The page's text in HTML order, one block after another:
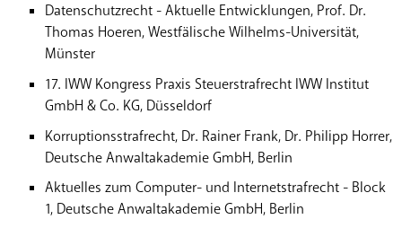
Datenschutzrecht - Aktuelle Entwicklungen, Prof. Dr.
Thomas Hoeren, Westfälische Wilhelms-Universität,
Münster
17. IWW Kongress Praxis Steuerstrafrecht IWW Institut
GmbH & Co. KG, Düsseldorf
Korruptionsstrafrecht, Dr. Rainer Frank, Dr. Philipp Horrer,
Deutsche Anwaltakademie GmbH, Berlin
Aktuelles zum Computer- und Internetstrafrecht - Block
1, Deutsche Anwaltakademie GmbH, Berlin